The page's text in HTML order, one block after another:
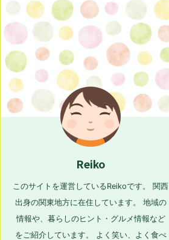
Reiko
このサイトを運営しているReikoです。 関西
出身の関東地方に在住しています。 地域の
情報や、暮らしのヒント・グルメ情報など
をご紹介しています。 よく笑い、よく食べ